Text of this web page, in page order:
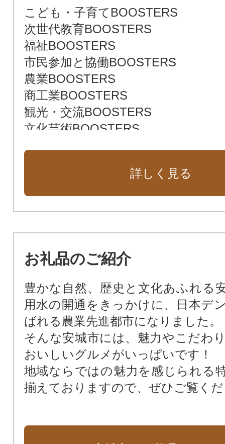
こども・子育てBOOSTERS
次世代教育BOOSTERS
福祉BOOSTERS
市民参加と協働BOOSTERS
農業BOOSTERS
商工業BOOSTERS
観光・交流BOOSTERS
文化芸術BOOSTERS
生涯学習BOOSTERS
交流拠点BOOSTERS
居住環境BOOSTERS
資源循環・脱炭素BOOSTERS
詳しく見る
お礼品のご紹介
豊かな自然、歴史と文化あふれる
用水の開通をきっかけに、日本デ
ばれる農業先進都市になりました。
そんな安城市には、魅力やこだわ
おいしいグルメがいっぱいです！
地域ならではの魅力を感じられる
揃えておりますので、ぜひご覧く